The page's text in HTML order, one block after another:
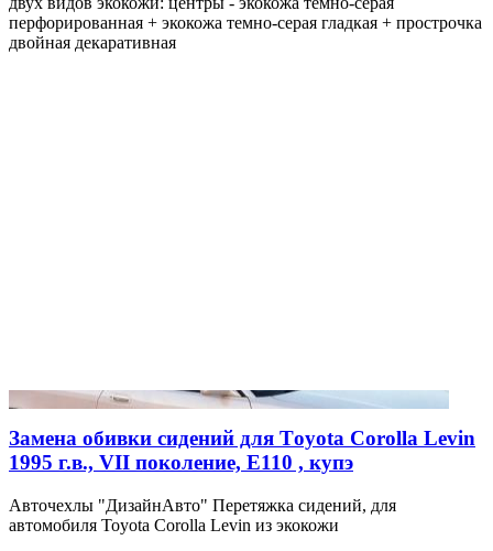
перфорированная + экокожа темно-серая гладкая + прострочка
двойная декаративная
Замена обивки сидений для Тoyota Corolla Levin
1995 г.в., VII поколение, E110 , купэ
Авточехлы "ДизайнАвто" Перетяжка сидений, для
автомобиля Toyota Corolla Levin из экокожи